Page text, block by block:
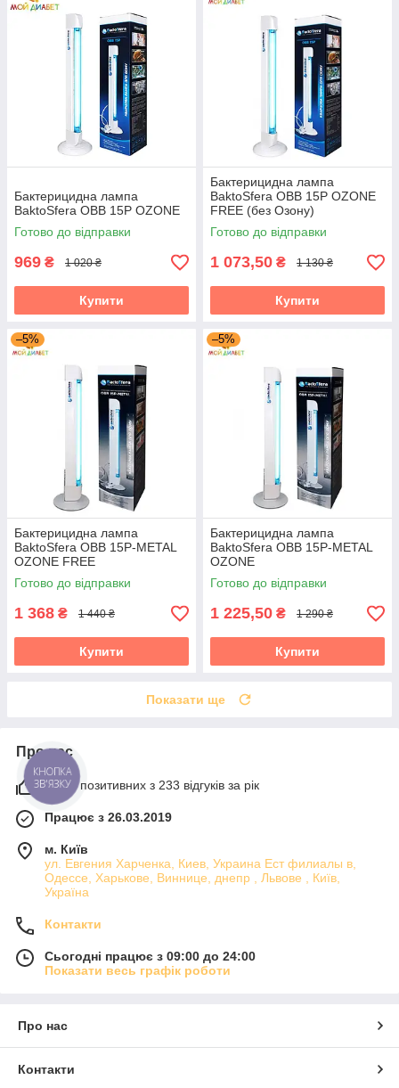
Бактерицидна лампа
BaktoSfera OBB 15P OZONE
Готово до відправки
969 ₴ 1 020 ₴
Купити
Бактерицидна лампа
BaktoSfera OBB 15P OZONE
FREE (без Озону)
Готово до відправки
1 073,50 ₴ 1 130 ₴
Купити
–5%
Бактерицидна лампа
BaktoSfera OBB 15P-METAL
OZONE FREE
Готово до відправки
1 368 ₴ 1 440 ₴
Купити
–5%
Бактерицидна лампа
BaktoSfera OBB 15P-METAL
OZONE
Готово до відправки
1 225,50 ₴ 1 290 ₴
Купити
Показати ще
Про нас
100% позитивних з 233 відгуків за рік
Працює з 26.03.2019
м. Київ
ул. Евгения Харченка, Киев, Украина Ест филиалы в,
Одессе, Харькове, Виннице, днепр , Львове , Київ,
Україна
Контакти
Сьогодні працює з 09:00 до 24:00
Показати весь графік роботи
Про нас
Контакти
КНОПКА
ЗВ'ЯЗКУ